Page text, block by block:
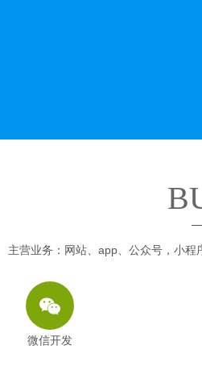
主营业务：网站、app、公众号，小程
微信开发